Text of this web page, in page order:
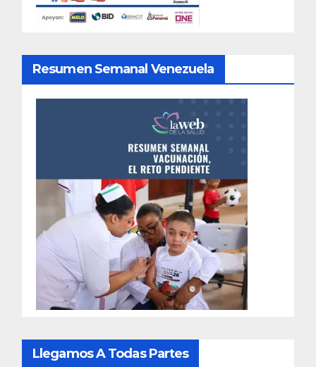
Resumen Semanal Venezuela
Llegamos A Todas Partes